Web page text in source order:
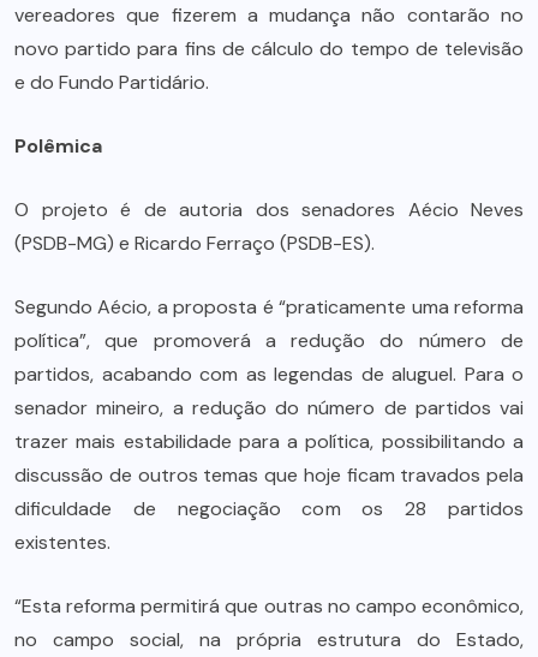
vereadores que fizerem a mudança não contarão no
novo partido para fins de cálculo do tempo de televisão
e do Fundo Partidário.
Polêmica
O projeto é de autoria dos senadores Aécio Neves
(PSDB-MG) e Ricardo Ferraço (PSDB-ES).
Segundo Aécio, a proposta é “praticamente uma reforma
política”, que promoverá a redução do número de
partidos, acabando com as legendas de aluguel. Para o
senador mineiro, a redução do número de partidos vai
trazer mais estabilidade para a política, possibilitando a
discussão de outros temas que hoje ficam travados pela
dificuldade de negociação com os 28 partidos
existentes.
“Esta reforma permitirá que outras no campo econômico,
no campo social, na própria estrutura do Estado,